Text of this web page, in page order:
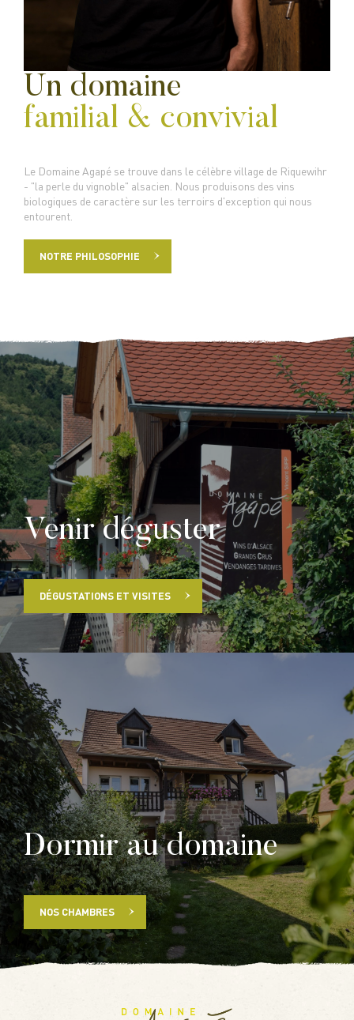
Un domaine
familial & convivial
Le Domaine Agapé se trouve dans le célèbre village de Riquewihr
- "la perle du vignoble" alsacien. Nous produisons des vins
biologiques de caractère sur les terroirs d'exception qui nous
entourent.
NOTRE PHILOSOPHIE
Venir déguster
DÉGUSTATIONS ET VISITES
Dormir au domaine
NOS CHAMBRES